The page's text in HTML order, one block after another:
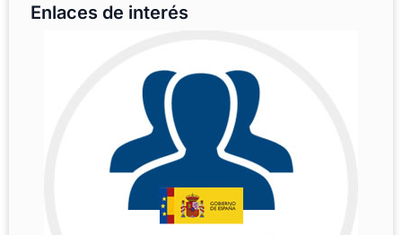
Enlaces de interés